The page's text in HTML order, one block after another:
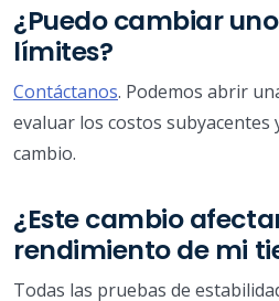
¿Puedo cambiar
límites?
Contáctanos. Podemos abrir
evaluar los costos subyacentes
cambio.
¿Este cambio
rendimiento de mi
Todas las pruebas de